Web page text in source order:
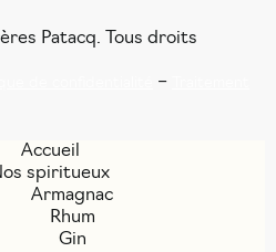
Patacq. Tous droits
–
Accueil
spiritueux
Armagnac
Rhum
Gin